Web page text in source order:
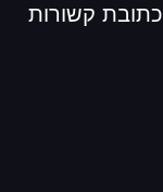
קשורות